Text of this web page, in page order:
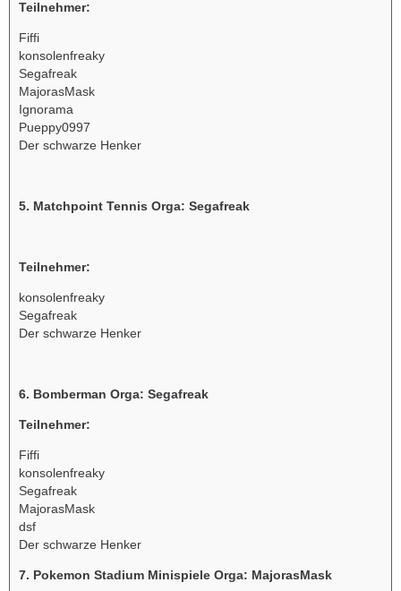
Teilnehmer:
Fiffi
konsolenfreaky
Segafreak
MajorasMask
Ignorama
Pueppy0997
Der schwarze Henker
5. Matchpoint Tennis Orga: Segafreak
Teilnehmer:
konsolenfreaky
Segafreak
Der schwarze Henker
6. Bomberman Orga: Segafreak
Teilnehmer:
Fiffi
konsolenfreaky
Segafreak
MajorasMask
dsf
Der schwarze Henker
7. Pokemon Stadium Minispiele Orga: MajorasMask